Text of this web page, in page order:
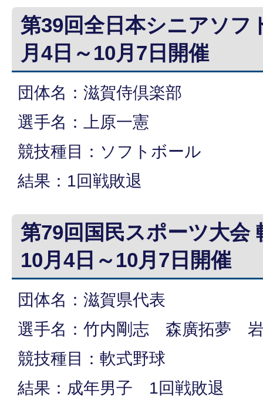
第39回全日本シニアソ
月4日～10月7日開催
団体名：滋賀侍倶楽部
選手名：上原一憲
競技種目：ソフトボール
結果：1回戦敗退
第79回国民スポーツ大
10月4日～10月7日開催
団体名：滋賀県代表
選手名：竹内剛志 森廣拓夢
競技種目：軟式野球
結果：成年男子 1回戦敗退